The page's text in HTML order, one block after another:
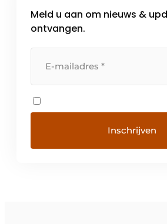
Meld u aan om nieuws &
ontvangen.